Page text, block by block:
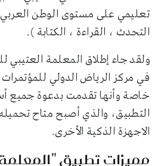
تعليمي على مستوى الوطن
التحدث ، القراءة ، الكتابة ).
ولقد جاء إطلاق المعلمة
في مركز الرياض الدولي
خاصة وأنها تقدمت بدعوة جميع
التطبيق، والذي أصبح متاح
الاجهزة الذكية الأخرى.
مميزات تطبيق